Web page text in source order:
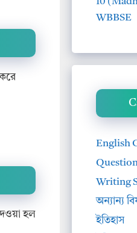
হল
WBBSE
English
Writing
অন্যান্য
ইতিহাস